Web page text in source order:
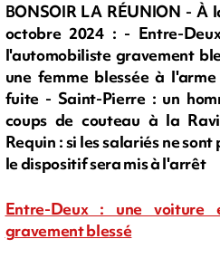
BONSOIR LA RÉUNION - À
octobre 2024 : - Entre-
l'automobiliste gravement
une femme blessée à
fuite - Saint-Pierre : un
coups de couteau à la
Requin : si les salariés ne
le dispositif sera mis à l'arrêt
Entre-Deux : une voiture
gravement blessé